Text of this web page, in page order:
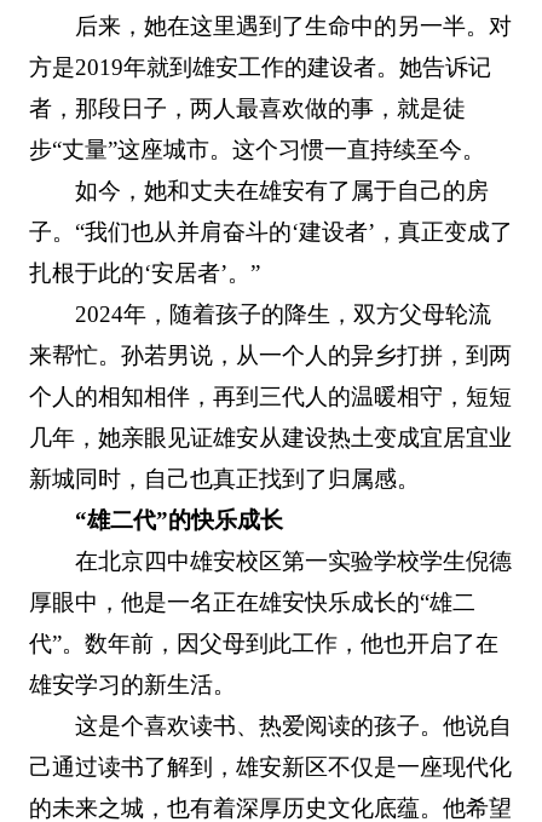
后来，她在这里遇到了生命中的另一半。对
方是2019年就到雄安工作的建设者。她告诉记
者，那段日子，两人最喜欢做的事，就是徒
步“丈量”这座城市。这个习惯一直持续至今。
如今，她和丈夫在雄安有了属于自己的房
子。“我们也从并肩奋斗的‘建设者’，真正变成了
扎根于此的‘安居者’。”
2024年，随着孩子的降生，双方父母轮流
来帮忙。孙若男说，从一个人的异乡打拼，到两
个人的相知相伴，再到三代人的温暖相守，短短
几年，她亲眼见证雄安从建设热土变成宜居宜业
新城同时，自己也真正找到了归属感。
“雄二代”的快乐成长
在北京四中雄安校区第一实验学校学生倪德
厚眼中，他是一名正在雄安快乐成长的“雄二
代”。数年前，因父母到此工作，他也开启了在
雄安学习的新生活。
这是个喜欢读书、热爱阅读的孩子。他说自
己通过读书了解到，雄安新区不仅是一座现代化
的未来之城，也有着深厚历史文化底蕴。他希望